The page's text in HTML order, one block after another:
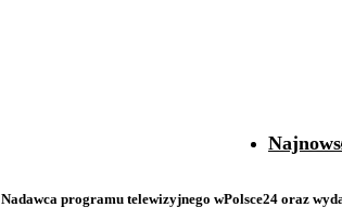
Nadawca programu telewizyjnego wPolsce24 oraz